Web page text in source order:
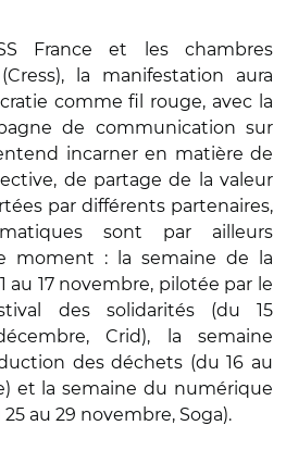
France et les chambres
la manifestation aura
comme fil rouge, avec la
de communication sur
entend incarner en matière de
de partage de la valeur
par différents partenaires,
sont par ailleurs
moment : la semaine de la
au 17 novembre, pilotée par le
des solidarités (du 15
Crid), la semaine
des déchets (du 16 au
et la semaine du numérique
au 29 novembre, Soga).